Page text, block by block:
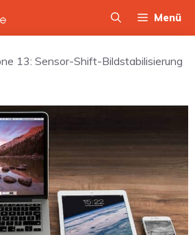
Menü
13: Sensor-Shift-Bildstabilisierung